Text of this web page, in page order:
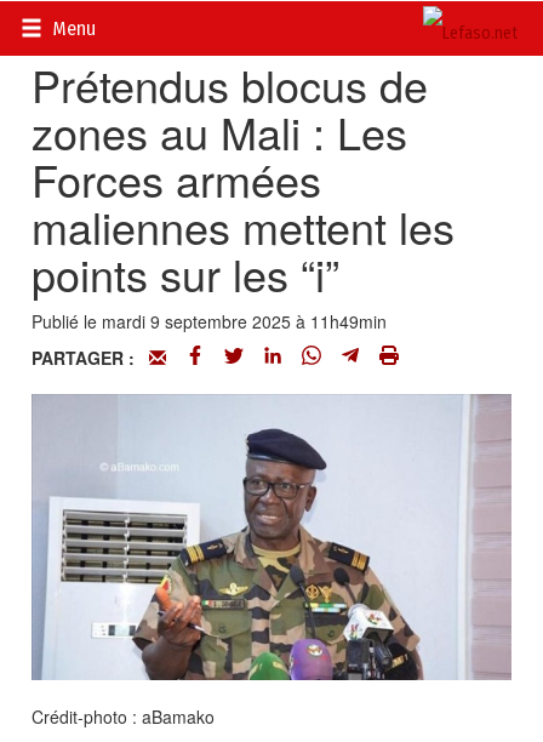
Menu
Accueil>
Prétendus blocus de
zones au Mali : Les
Forces armées
maliennes mettent les
points sur les “i”
Publié le mardi 9 septembre 2025 à 11h49min
PARTAGER :
Crédit-photo : aBamako